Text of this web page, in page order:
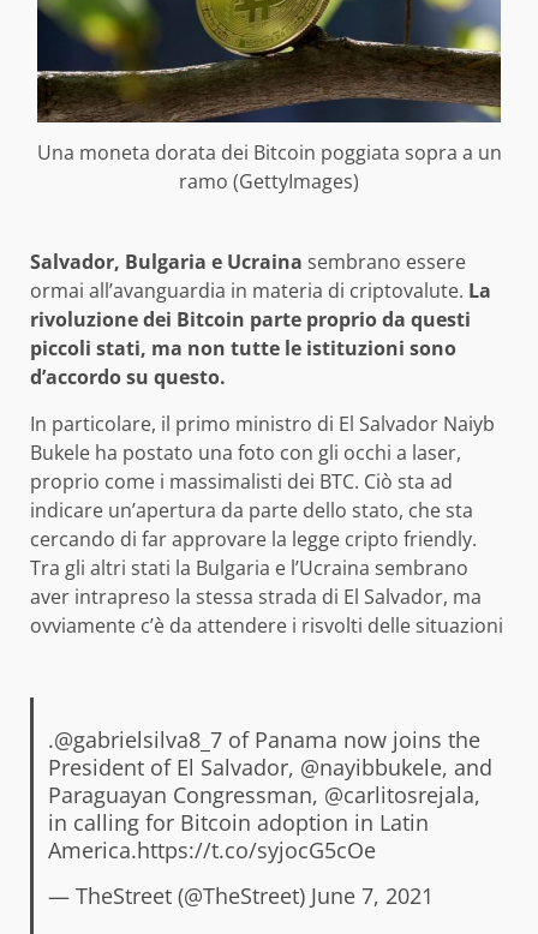
Una moneta dorata dei Bitcoin poggiata sopra a un
ramo (GettyImages)
Salvador, Bulgaria e Ucraina sembrano essere
ormai all’avanguardia in materia di criptovalute. La
rivoluzione dei Bitcoin parte proprio da questi
piccoli stati, ma non tutte le istituzioni sono
d’accordo su questo.
In particolare, il primo ministro di El Salvador Naiyb
Bukele ha postato una foto con gli occhi a laser,
proprio come i massimalisti dei BTC. Ciò sta ad
indicare un’apertura da parte dello stato, che sta
cercando di far approvare la legge cripto friendly.
Tra gli altri stati la Bulgaria e l’Ucraina sembrano
aver intrapreso la stessa strada di El Salvador, ma
ovviamente c’è da attendere i risvolti delle situazioni
.@gabrielsilva8_7of Panama now joins the
President of El Salvador, @nayibbukele, and
Paraguayan Congressman, @carlitosrejala,
in calling for Bitcoin adoption in Latin
America.https://t.co/syjocG5cOe
— TheStreet (@TheStreet) June 7, 2021